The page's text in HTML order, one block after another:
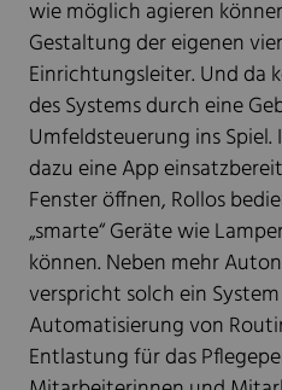
wie möglich agieren
Gestaltung der eigenen
Einrichtungsleiter. Und da
des Systems durch eine
Umfeldsteuerung ins Spiel.
dazu eine App
Fenster öffnen, Rollos
„smarte“ Geräte wie
können. Neben mehr
verspricht solch ein
Automatisierung von
Entlastung für das